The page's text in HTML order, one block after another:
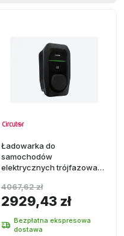
Ładowarka do
samochodów
elektrycznych trójfazowa
T2S32 TRI N
2929,43 zł
4067,62 zł
Bezpłatna ekspresowa
dostawa